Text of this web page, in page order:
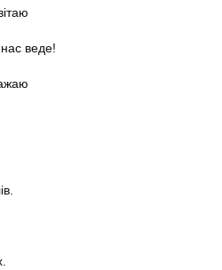
веде!